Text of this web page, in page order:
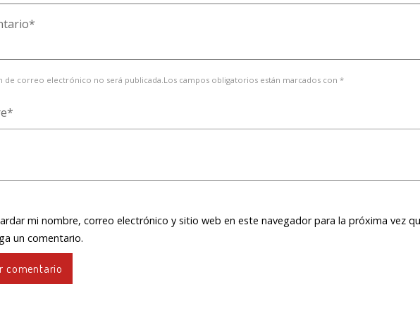
de correo electrónico no será publicada.Los campos obligatorios están marcados con *
mi nombre, correo electrónico y sitio web en este navegador para la próxima vez
un comentario.